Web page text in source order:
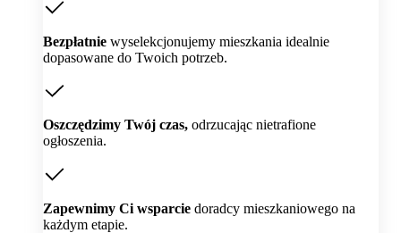
Bezpłatnie wyselekcjonujemy mieszkania idealnie
dopasowane do Twoich potrzeb.
Oszczędzimy Twój czas, odrzucając nietrafione
ogłoszenia.
Zapewnimy Ci wsparcie doradcy mieszkaniowego na
każdym etapie.